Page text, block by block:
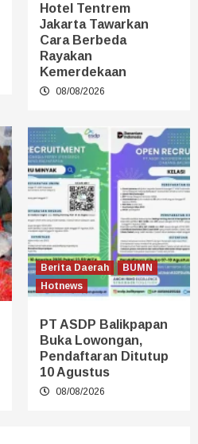
Hotel Tentrem
Jakarta Tawarkan
Cara Berbeda
Rayakan
Kemerdekaan
08/08/2026
Berita Daerah
BUMN
Hotnews
PT ASDP Balikpapan
Buka Lowongan,
Pendaftaran Ditutup
10 Agustus
08/08/2026